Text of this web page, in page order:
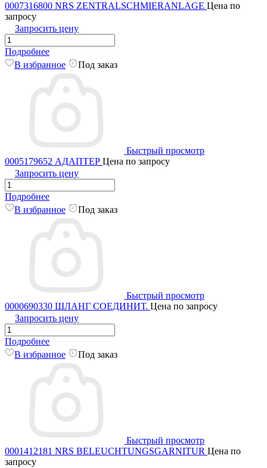
0007316800 NRS ZENTRALSCHMIERANLAGE Цена по
запросу
Запросить цену
Подробнее
В избранное
Под заказ
Быстрый просмотр
0005179652 АДАПТЕР Цена по запросу
Запросить цену
Подробнее
В избранное
Под заказ
Быстрый просмотр
0000690330 ШЛАНГ СОЕДИНИТ. Цена по запросу
Запросить цену
Подробнее
В избранное
Под заказ
Быстрый просмотр
0001412181 NRS BELEUCHTUNGSGARNITUR Цена по
запросу